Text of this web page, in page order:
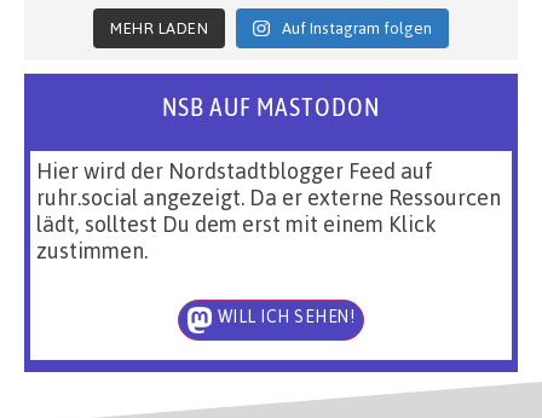
MEHR LADEN Auf Instagram folgen
NSB AUF MASTODON
Hier wird der Nordstadtblogger Feed auf
ruhr.social angezeigt. Da er externe Ressourcen
lädt, solltest Du dem erst mit einem Klick
zustimmen.
WILL ICH SEHEN!